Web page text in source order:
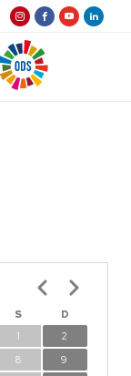
S
D
1
2
8
9
Paginación